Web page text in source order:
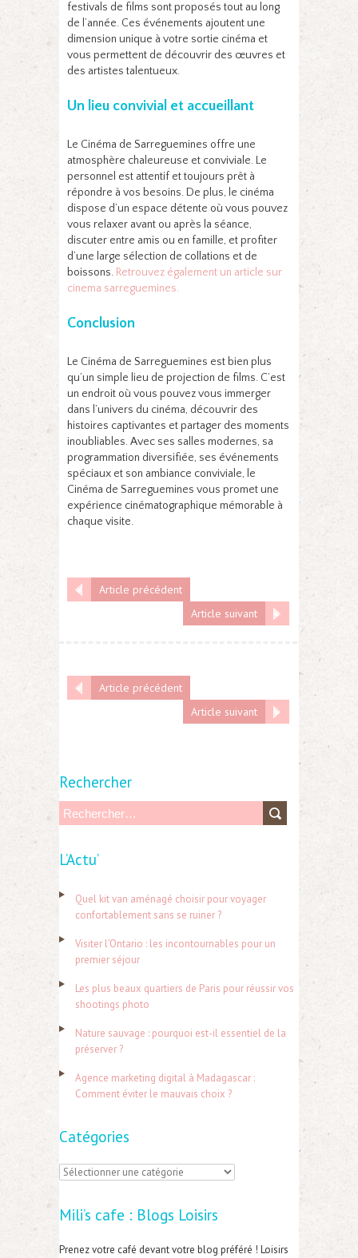
festivals de films sont proposés tout au long
de l’année. Ces événements ajoutent une
dimension unique à votre sortie cinéma et
vous permettent de découvrir des œuvres et
des artistes talentueux.
Un lieu convivial et accueillant
Le Cinéma de Sarreguemines offre une
atmosphère chaleureuse et conviviale. Le
personnel est attentif et toujours prêt à
répondre à vos besoins. De plus, le cinéma
dispose d’un espace détente où vous pouvez
vous relaxer avant ou après la séance,
discuter entre amis ou en famille, et profiter
d’une large sélection de collations et de
boissons. Retrouvez également un article sur
cinema sarreguemines.
Conclusion
Le Cinéma de Sarreguemines est bien plus
qu’un simple lieu de projection de films. C’est
un endroit où vous pouvez vous immerger
dans l’univers du cinéma, découvrir des
histoires captivantes et partager des moments
inoubliables. Avec ses salles modernes, sa
programmation diversifiée, ses événements
spéciaux et son ambiance conviviale, le
Cinéma de Sarreguemines vous promet une
expérience cinématographique mémorable à
chaque visite.
Article précédent
Article suivant
Article précédent
Article suivant
Rechercher
c
h
r
:
L’Actu’
Quel kit van aménagé choisir pour voyager
confortablement sans se ruiner ?
Visiter l’Ontario : les incontournables pour un
premier séjour
Les plus beaux quartiers de Paris pour réussir vos
shootings photo
Nature sauvage : pourquoi est-il essentiel de la
préserver ?
Agence marketing digital à Madagascar :
Comment éviter le mauvais choix ?
Catégories
C
t
é
Mili’s cafe : Blogs Loisirs
Prenez votre café devant votre blog préféré ! Loisirs